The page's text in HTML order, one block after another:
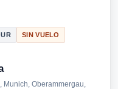
SIN VUELO
Munich, Oberammergau,